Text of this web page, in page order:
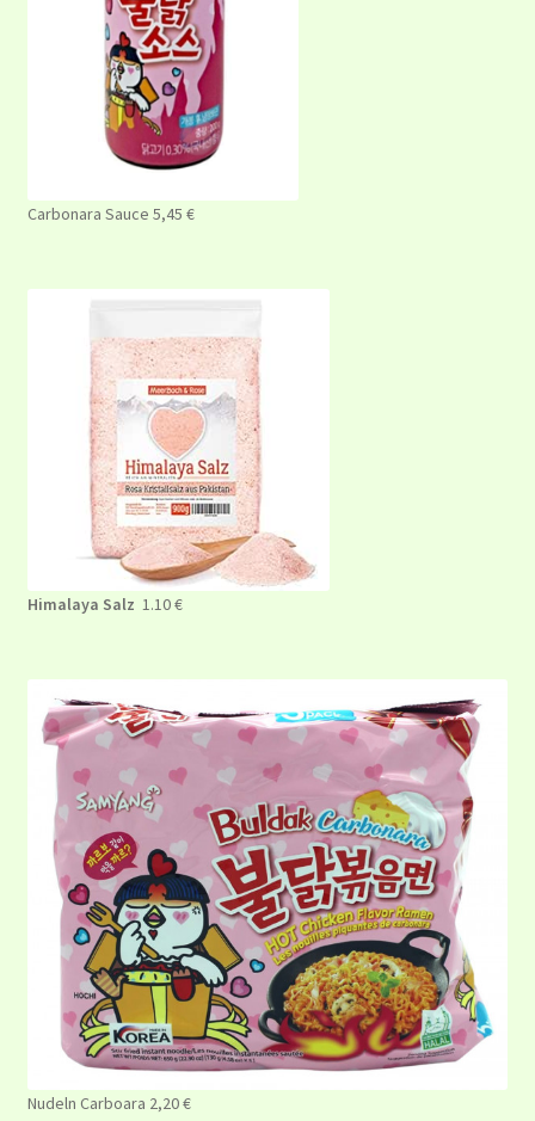
Carbonara Sauce 5,45 €
Himalaya Salz 1.10 €
Nudeln Carboara 2,20 €